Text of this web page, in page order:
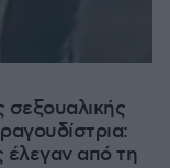
σεξουαλικής
έλεγαν από τη